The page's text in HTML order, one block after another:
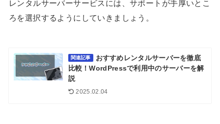
レンタルサーバーサービスには、サポートが手厚いとこ
ろを選択するようにしていきましょう。
関連記事
おすすめレンタルサーバーを徹底
比較！WordPressで利用中のサーバーを解
説
2025.02.04